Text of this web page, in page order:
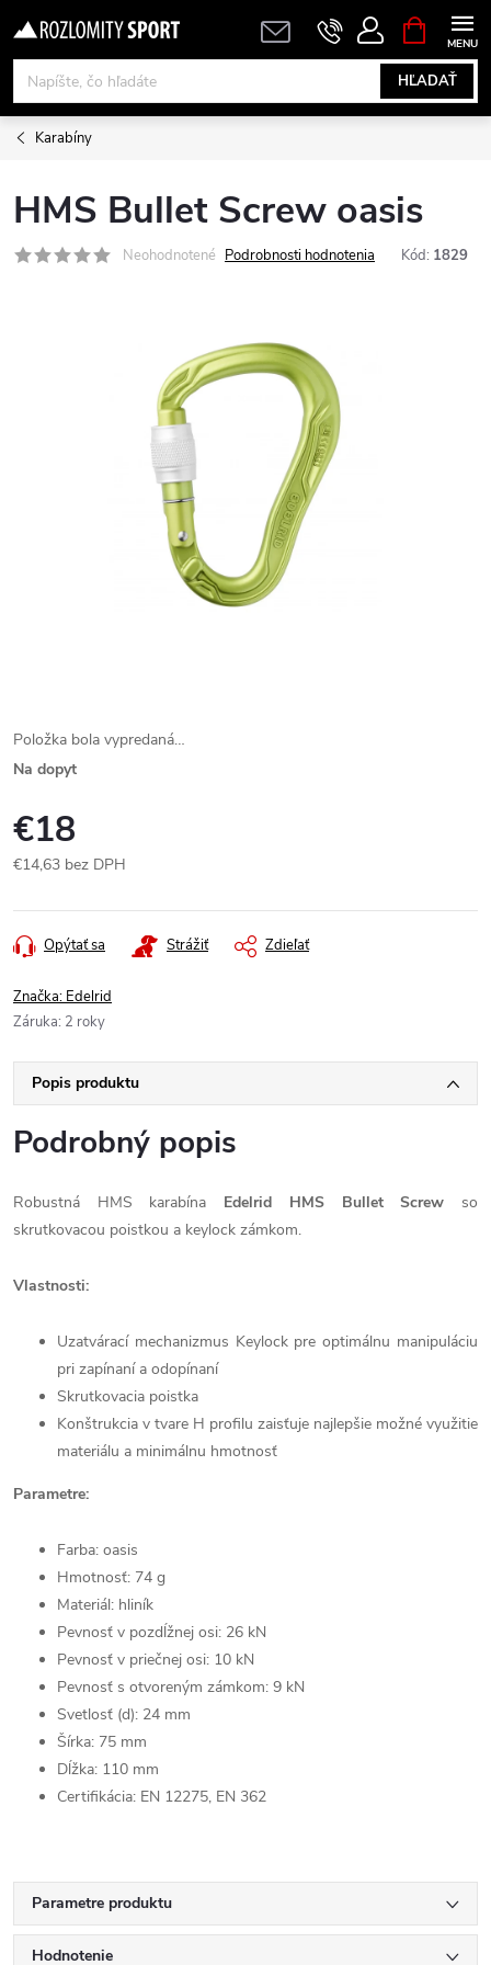
na
obsah
HĽADAŤ
KOŠÍK
Karabíny
HMS Bullet Screw oasis
Neohodnotené Podrobnosti hodnotenia Kód: 1829
Položka bola vypredaná…
Na dopyt
€18
€14,63 bez DPH
cena:
Opýtať sa Strážiť Zdieľať
Značka: Edelrid
Záruka: 2 roky
Popis produktu
Podrobný popis
Robustná HMS karabína Edelrid HMS Bullet Screw so
skrutkovacou poistkou a keylock zámkom.
Vlastnosti:
Uzatvárací mechanizmus Keylock pre optimálnu manipuláciu
pri zapínaní a odopínaní
Skrutkovacia poistka
Konštrukcia v tvare H profilu zaisťuje najlepšie možné využitie
materiálu a minimálnu hmotnosť
Parametre:
Farba: oasis
Hmotnosť: 74 g
Materiál: hliník
Pevnosť v pozdĺžnej osi: 26 kN
Pevnosť v priečnej osi: 10 kN
Pevnosť s otvoreným zámkom: 9 kN
Svetlosť (d): 24 mm
Šírka: 75 mm
Dĺžka: 110 mm
Certifikácia: EN 12275, EN 362
Parametre produktu
Hodnotenie